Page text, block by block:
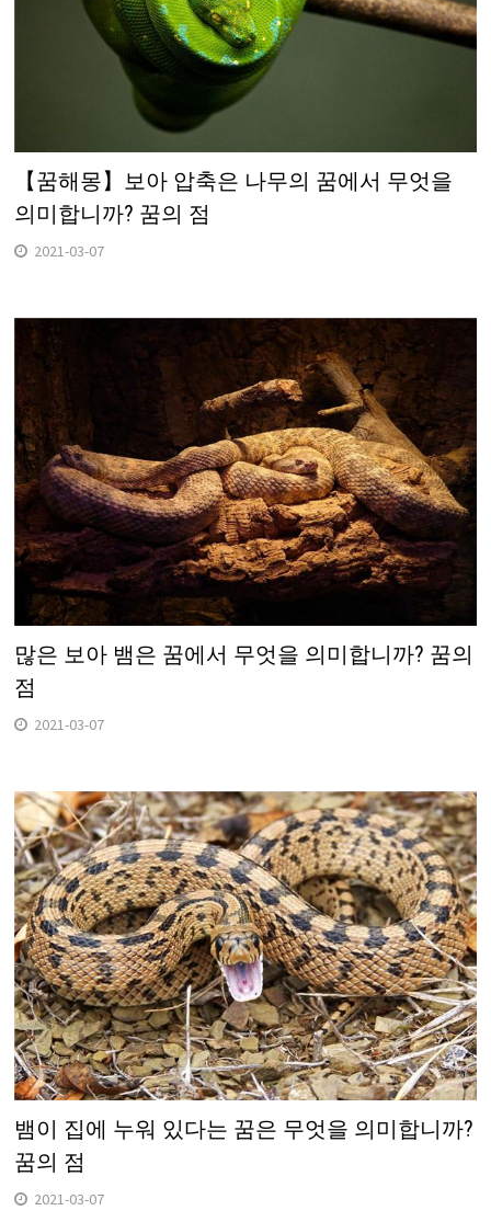
【꿈해몽】보아 압축은 나무의 꿈에서 무엇을
의미합니까? 꿈의 점
2021-03-07
많은 보아 뱀은 꿈에서 무엇을 의미합니까? 꿈의
점
2021-03-07
뱀이 집에 누워 있다는 꿈은 무엇을 의미합니까?
꿈의 점
2021-03-07